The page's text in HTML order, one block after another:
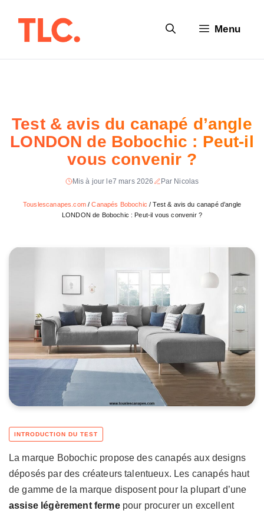
Menu
Test & avis du canapé d’angle
LONDON de Bobochic : Peut-il
vous convenir ?
Mis à jour le7 mars 2026 Par Nicolas
Touslescanapes.com/Canapés Bobochic /Test & avis du canapé d’angle
LONDON de Bobochic : Peut-il vous convenir ?
La marque Bobochic propose des canapés aux designs
déposés par des créateurs talentueux. Les canapés haut
de gamme de la marque disposent pour la plupart d’une
assise légèrement fermepour procurer un excellent